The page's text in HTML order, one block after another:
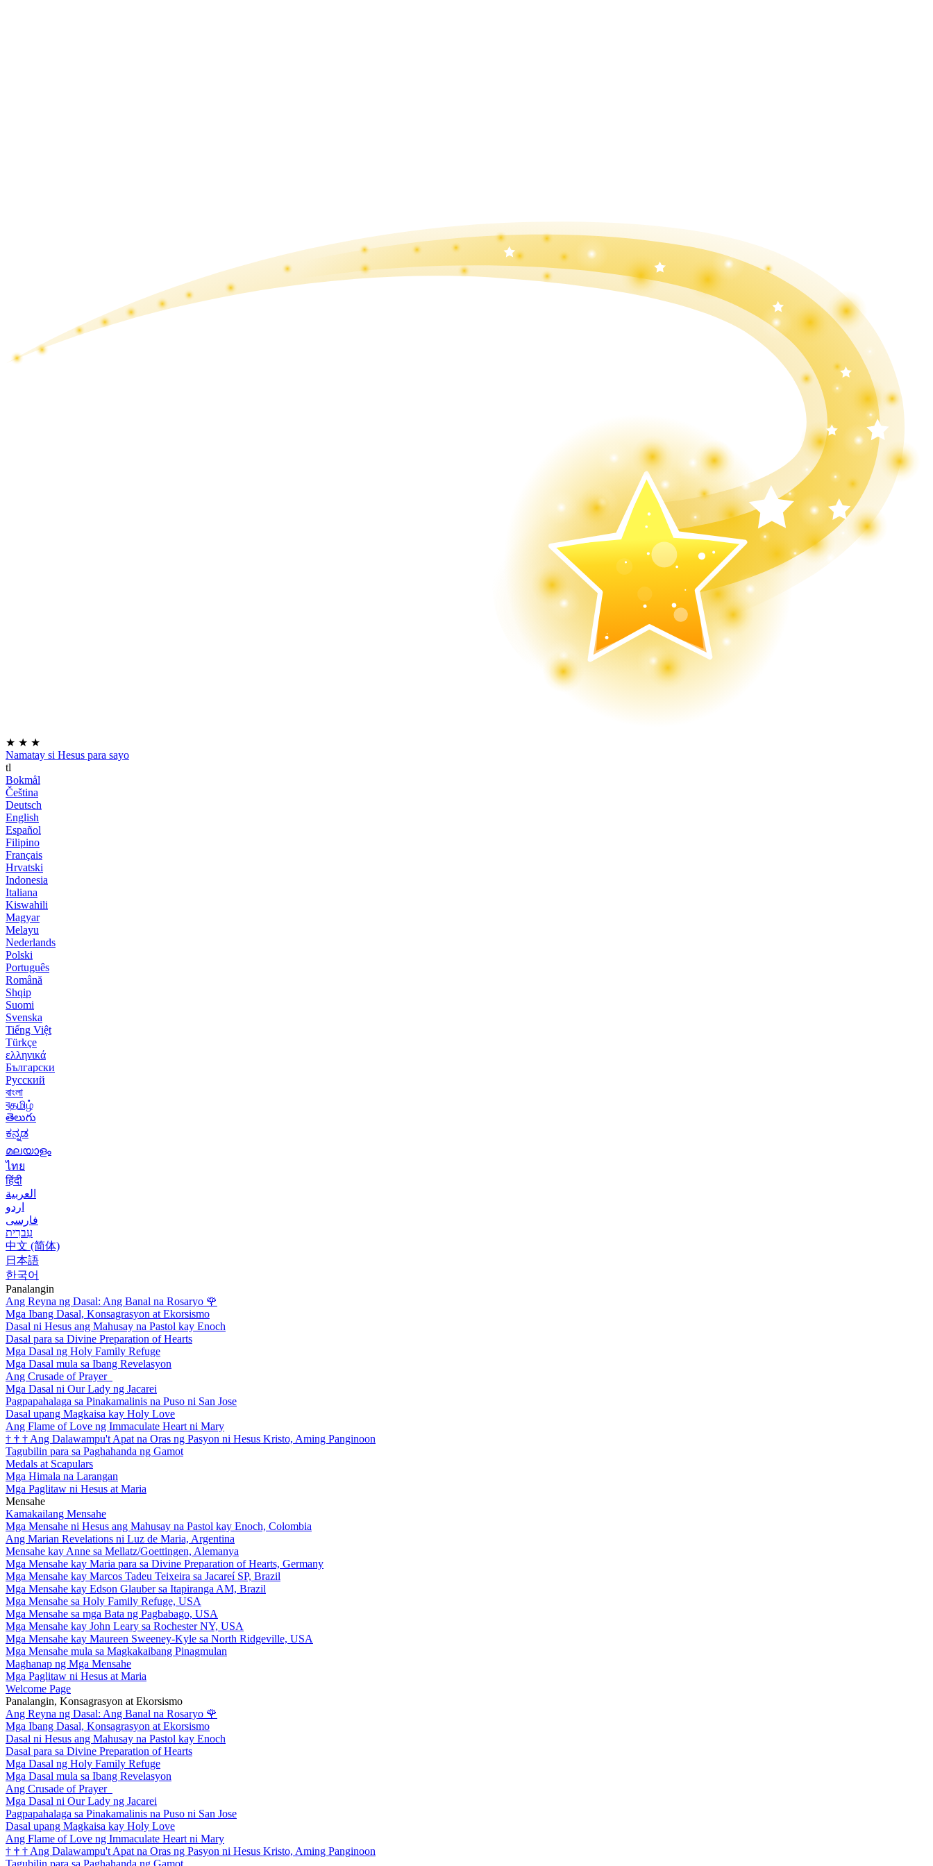
★ ★ ★
Namatay si Hesus para sayo
tl
Bokmål
Čeština
Deutsch
English
Español
Filipino
Français
Hrvatski
Indonesia
Italiana
Kiswahili
Magyar
Melayu
Nederlands
Polski
Português
Română
Shqip
Suomi
Svenska
Tiếng Việt
Türkçe
ελληνικά
Български
Русский
বাংলা
বதமிழ்
తెలుగు
ಕನ್ನಡ
മലയാളം
ไทย
हिंदी
العربية
اردو
فارسی
עִברִית
中文 (简体)
日本語
한국어
Panalangin
Ang Reyna ng Dasal: Ang Banal na Rosaryo 🌹
Mga Ibang Dasal, Konsagrasyon at Ekorsismo
Dasal ni Hesus ang Mahusay na Pastol kay Enoch
Dasal para sa Divine Preparation of Hearts
Mga Dasal ng Holy Family Refuge
Mga Dasal mula sa Ibang Revelasyon
Ang Crusade of Prayer
Mga Dasal ni Our Lady ng Jacarei
Pagpapahalaga sa Pinakamalinis na Puso ni San Jose
Dasal upang Magkaisa kay Holy Love
Ang Flame of Love ng Immaculate Heart ni Mary
† † † Ang Dalawampu't Apat na Oras ng Pasyon ni Hesus Kristo, Aming Panginoon
Tagubilin para sa Paghahanda ng Gamot
Medals at Scapulars
Mga Himala na Larangan
Mga Paglitaw ni Hesus at Maria
Mensahe
Kamakailang Mensahe
Mga Mensahe ni Hesus ang Mahusay na Pastol kay Enoch, Colombia
Ang Marian Revelations ni Luz de Maria, Argentina
Mensahe kay Anne sa Mellatz/Goettingen, Alemanya
Mga Mensahe kay Maria para sa Divine Preparation of Hearts, Germany
Mga Mensahe kay Marcos Tadeu Teixeira sa Jacareí SP, Brazil
Mga Mensahe kay Edson Glauber sa Itapiranga AM, Brazil
Mga Mensahe sa Holy Family Refuge, USA
Mga Mensahe sa mga Bata ng Pagbabago, USA
Mga Mensahe kay John Leary sa Rochester NY, USA
Mga Mensahe kay Maureen Sweeney-Kyle sa North Ridgeville, USA
Mga Mensahe mula sa Magkakaibang Pinagmulan
Maghanap ng Mga Mensahe
Mga Paglitaw ni Hesus at Maria
Welcome Page
Panalangin, Konsagrasyon at Ekorsismo
Ang Reyna ng Dasal: Ang Banal na Rosaryo 🌹
Mga Ibang Dasal, Konsagrasyon at Ekorsismo
Dasal ni Hesus ang Mahusay na Pastol kay Enoch
Dasal para sa Divine Preparation of Hearts
Mga Dasal ng Holy Family Refuge
Mga Dasal mula sa Ibang Revelasyon
Ang Crusade of Prayer
Mga Dasal ni Our Lady ng Jacarei
Pagpapahalaga sa Pinakamalinis na Puso ni San Jose
Dasal upang Magkaisa kay Holy Love
Ang Flame of Love ng Immaculate Heart ni Mary
† † † Ang Dalawampu't Apat na Oras ng Pasyon ni Hesus Kristo, Aming Panginoon
Tagubilin para sa Paghahanda ng Gamot